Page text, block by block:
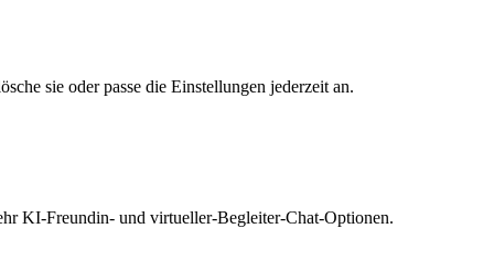
sie oder passe die Einstellungen jederzeit an.
KI-Freundin- und virtueller-Begleiter-Chat-Optionen.